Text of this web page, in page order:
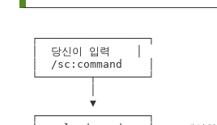
┌─────────────────┐
│  당신이 입력    │
│  /sc:command    │
└────────┬────────┘
┌─────────────────┐